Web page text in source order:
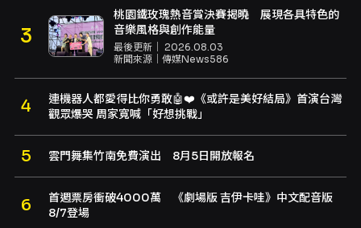
桃園鐵玫瑰熱音賞決賽揭曉 展現各具特色的
音樂風格與創作能量
最後更新｜ 2026.08.03
新聞來源｜ 傳媒News586
連機器人都愛得比你勇敢🤖❤️《或許是美好結局》首演台灣
觀眾爆哭 周家寬喊「好想挑戰」
雲門舞集竹南免費演出 8月5日開放報名
首週票房衝破4000萬 《劇場版 吉伊卡哇》中文配音版
8/7登場